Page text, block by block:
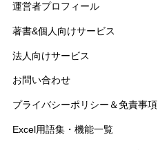
運営者プロフィール
著書&個人向けサービス
法人向けサービス
お問い合わせ
プライバシーポリシー＆免責事項
Excel用語集・機能一覧